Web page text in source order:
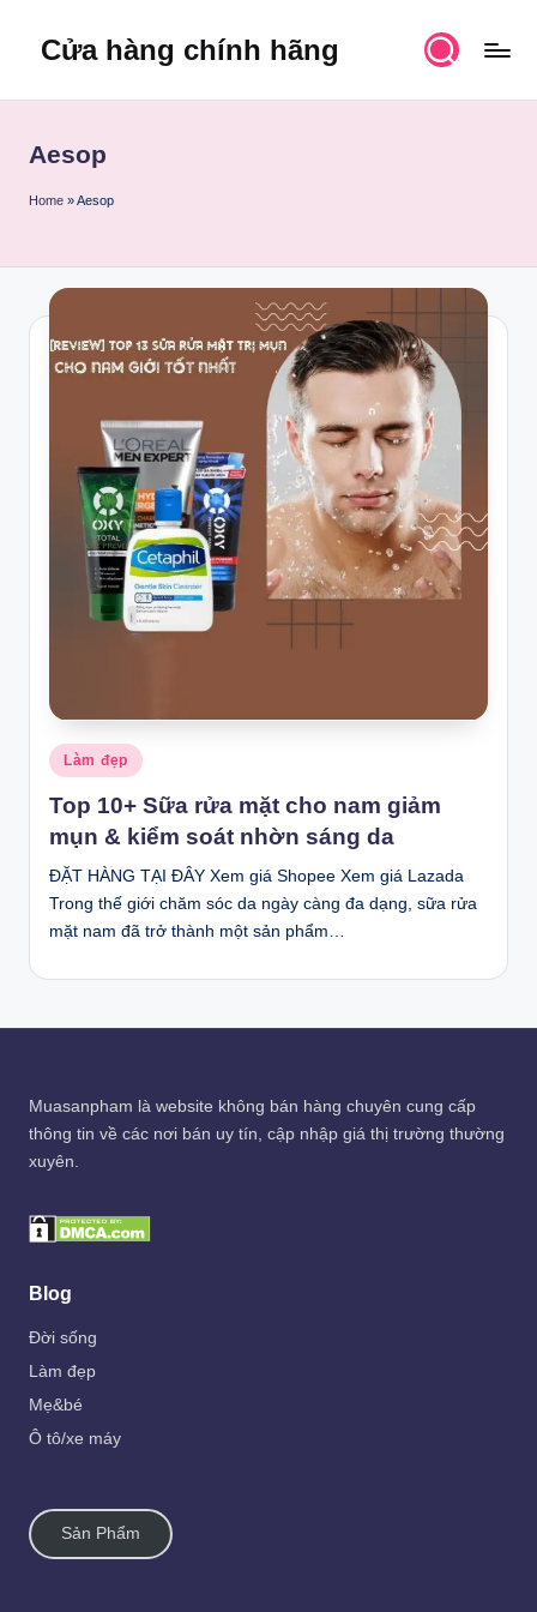
Cửa hàng chính hãng
Aesop
Home »Aesop
Posted
in
Làm đẹp
Top 10+ Sữa rửa mặt cho nam giảm
mụn & kiểm soát nhờn sáng da
ĐẶT HÀNG TẠI ĐÂY Xem giá Shopee Xem giá Lazada
Trong thế giới chăm sóc da ngày càng đa dạng, sữa rửa
mặt nam đã trở thành một sản phẩm…
Muasanpham là website không bán hàng chuyên cung cấp
thông tin về các nơi bán uy tín, cập nhập giá thị trường thường
xuyên.
Blog
Đời sống
Làm đẹp
Mẹ&bé
Ô tô/xe máy
Sản Phẩm